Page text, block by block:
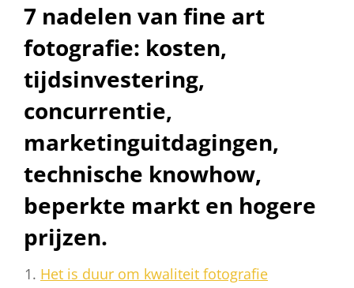
7 nadelen van fine art
fotografie: kosten,
tijdsinvestering,
concurrentie,
marketinguitdagingen,
technische knowhow,
beperkte markt en hogere
prijzen.
Het is duur om kwaliteit fotografie